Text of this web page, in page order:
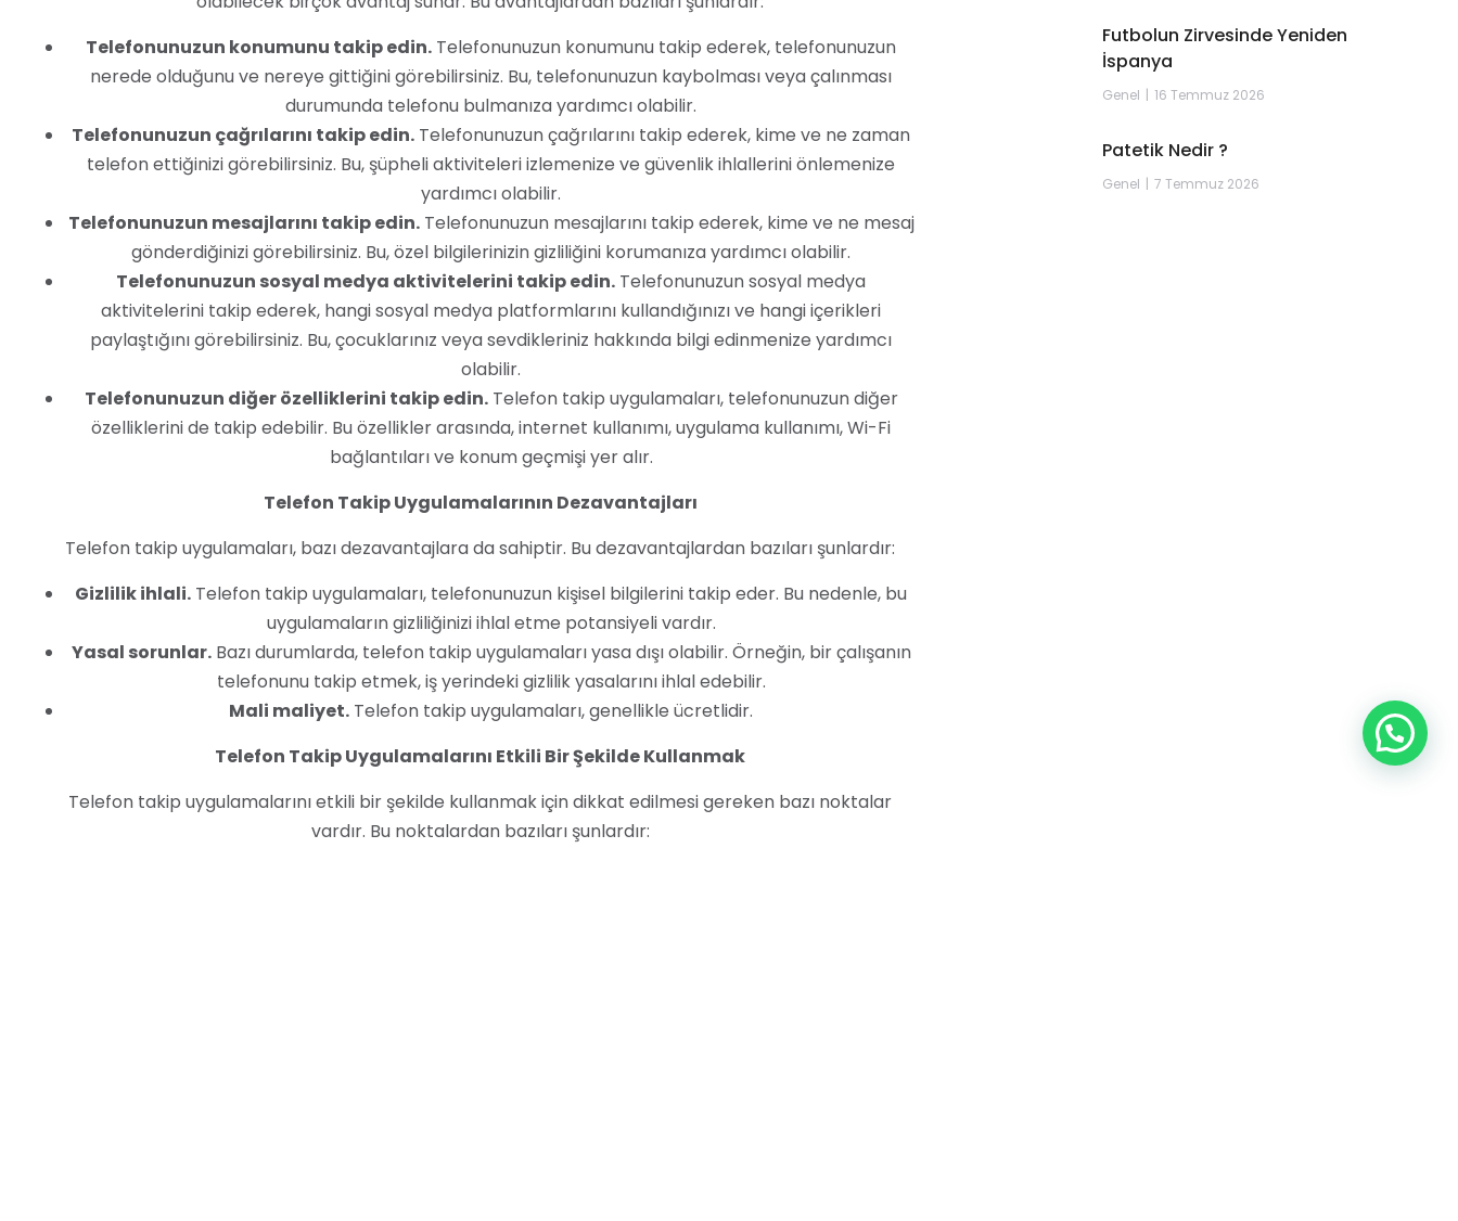
Telefonunuzun konumunu takip edin. Telefonunuzun konumunu takip ederek, telefonunuzun
nerede olduğunu ve nereye gittiğini görebilirsiniz. Bu, telefonunuzun kaybolması veya çalınması
durumunda telefonu bulmanıza yardımcı olabilir.
Telefonunuzun çağrılarını takip edin. Telefonunuzun çağrılarını takip ederek, kime ve ne zaman
telefon ettiğinizi görebilirsiniz. Bu, şüpheli aktiviteleri izlemenize ve güvenlik ihlallerini önlemenize
yardımcı olabilir.
Telefonunuzun mesajlarını takip edin.Telefonunuzun mesajlarını takip ederek, kime ve ne mesaj
gönderdiğinizi görebilirsiniz. Bu, özel bilgilerinizin gizliliğini korumanıza yardımcı olabilir.
Telefonunuzun sosyal medya aktivitelerini takip edin. Telefonunuzun sosyal medya
aktivitelerini takip ederek, hangi sosyal medya platformlarını kullandığınızı ve hangi içerikleri
paylaştığını görebilirsiniz. Bu, çocuklarınız veya sevdikleriniz hakkında bilgi edinmenize yardımcı
olabilir.
Telefonunuzun diğer özelliklerini takip edin.Telefon takip uygulamaları, telefonunuzun diğer
özelliklerini de takip edebilir. Bu özellikler arasında, internet kullanımı, uygulama kullanımı, Wi-Fi
bağlantıları ve konum geçmişi yer alır.
Telefon Takip Uygulamalarının Dezavantajları
Telefon takip uygulamaları, bazı dezavantajlara da sahiptir. Bu dezavantajlardan bazıları şunlardır:
Gizlilik ihlali. Telefon takip uygulamaları, telefonunuzun kişisel bilgilerini takip eder. Bu nedenle, bu
uygulamaların gizliliğinizi ihlal etme potansiyeli vardır.
Yasal sorunlar.Bazı durumlarda, telefon takip uygulamaları yasa dışı olabilir. Örneğin, bir çalışanın
telefonunu takip etmek, iş yerindeki gizlilik yasalarını ihlal edebilir.
Mali maliyet. Telefon takip uygulamaları, genellikle ücretlidir.
Telefon Takip Uygulamalarını Etkili Bir Şekilde Kullanmak
Telefon takip uygulamalarını etkili bir şekilde kullanmak için dikkat edilmesi gereken bazı noktalar
vardır. Bu noktalardan bazıları şunlardır:
Futbolun Zirvesinde Yeniden
İspanya
Genel 16 Temmuz 2026
Patetik Nedir ?
Genel 7 Temmuz 2026